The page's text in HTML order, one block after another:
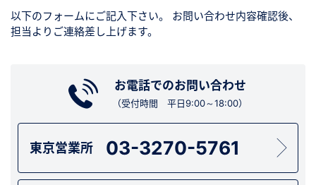
以下のフォームにご記入下さい。
お問い合わせ内容確認後、
担当よりご連絡差し上げます。
お電話でのお問い合わせ
（受付時間 平日9:00～18:00）
東京営業所 03-3270-5761